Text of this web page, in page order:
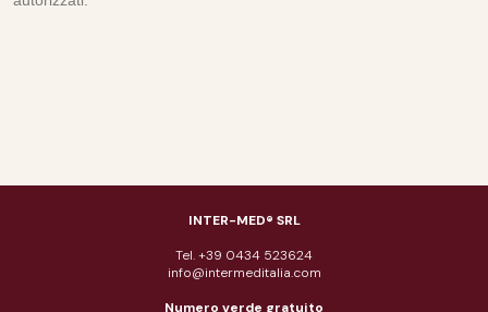
INTER-MED® SRL
Tel. +39 0434 523624
info@intermeditalia.com
Numero verde gratuito